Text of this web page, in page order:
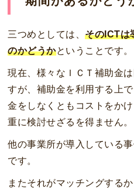
三つめとしては、そのICTは
のかどうかということです。
現在、様々なＩＣＴ補助金
すが、補助金を利用する上
金をしなくともコストをか
重に検討せざるを得ません。
他の事業所が導入している
です。
またそれがマッチングする